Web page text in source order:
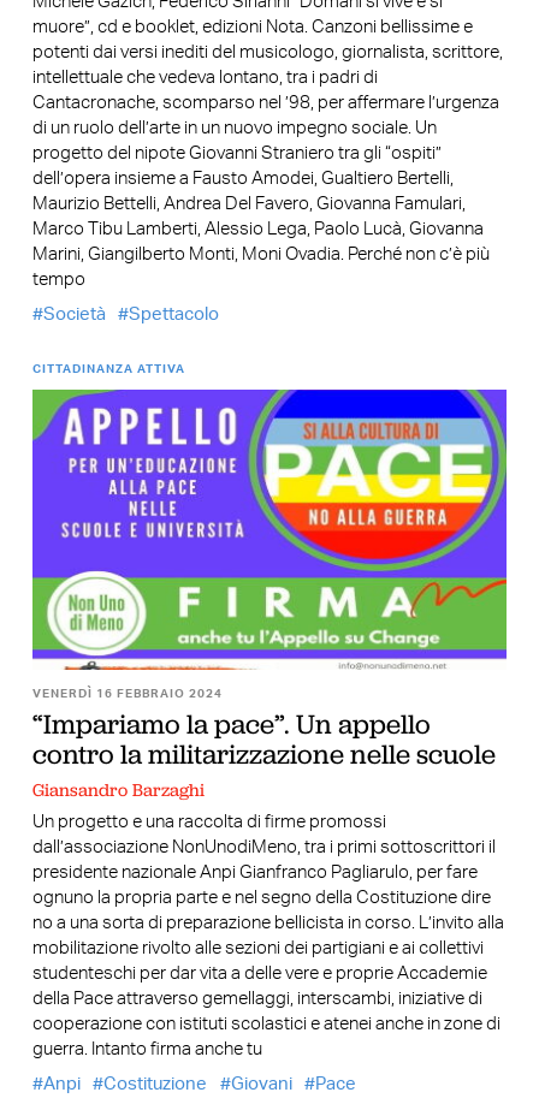
muore”, cd e booklet, edizioni Nota. Canzoni bellissime e
potenti dai versi inediti del musicologo, giornalista, scrittore,
intellettuale che vedeva lontano, tra i padri di
Cantacronache, scomparso nel ’98, per affermare l’urgenza
di un ruolo dell’arte in un nuovo impegno sociale. Un
progetto del nipote Giovanni Straniero tra gli “ospiti”
dell’opera insieme a Fausto Amodei, Gualtiero Bertelli,
Maurizio Bettelli, Andrea Del Favero, Giovanna Famulari,
Marco Tibu Lamberti, Alessio Lega, Paolo Lucà, Giovanna
Marini, Giangilberto Monti, Moni Ovadia. Perché non c’è più
tempo
Società
Spettacolo
CITTADINANZA ATTIVA
VENERDÌ 16 FEBBRAIO 2024
“Impariamo la pace”. Un appello
contro la militarizzazione nelle scuole
Giansandro Barzaghi
Un progetto e una raccolta di firme promossi
dall’associazione NonUnodiMeno, tra i primi sottoscrittori il
presidente nazionale Anpi Gianfranco Pagliarulo, per fare
ognuno la propria parte e nel segno della Costituzione dire
no a una sorta di preparazione bellicista in corso. L’invito alla
mobilitazione rivolto alle sezioni dei partigiani e ai collettivi
studenteschi per dar vita a delle vere e proprie Accademie
della Pace attraverso gemellaggi, interscambi, iniziative di
cooperazione con istituti scolastici e atenei anche in zone di
guerra. Intanto firma anche tu
Anpi
Costituzione Giovani Pace